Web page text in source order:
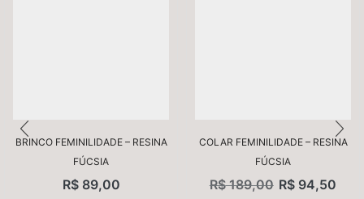
Nome
BRINCO FEMINILIDADE – RESINA
FÚCSIA
R$89,00
COLAR FEMINILIDADE – RESINA
FÚCSIA
R$189,00 R$ 94,50